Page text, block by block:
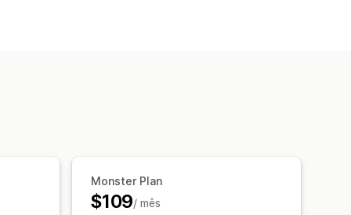
Monster Plan
$109/ mês